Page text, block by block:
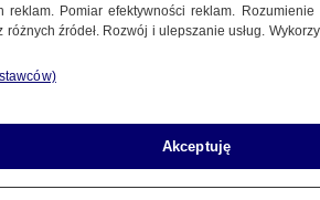
reklam. Pomiar efektywności reklam.
różnych źródeł. Rozwój i ulepszanie usług.
Akceptuję